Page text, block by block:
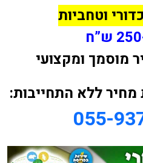
וטחביות
מוסמך ומקצועי
מחיר ללא התחייבות:
055-